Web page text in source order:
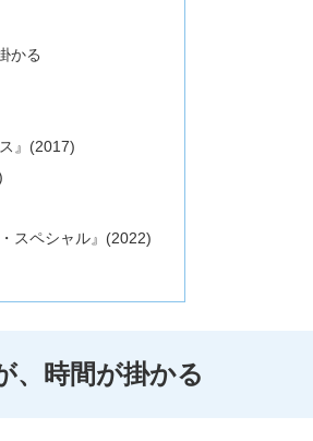
かる
』(2017)
スペシャル』(2022)
、時間が掛かる